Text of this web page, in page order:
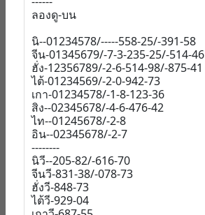
ลองดู-บน
นิ--01234578/-----558-25/-391-58
จีน-01345679/-7-3-235-25/-514-46
ฮั่ง-12356789/-2-6-514-98/-875-41
ไต้-01234569/-2-0-942-73
เกา-01234578/-1-8-123-36
สิง--02345678/-4-6-476-42
ไท--01245678/-2-8
อิน--02345678/-2-7
--------
นิวี--205-82/-616-70
จีนวี-831-38/-078-73
ฮั่งวี-848-73
ไต้วี-929-04